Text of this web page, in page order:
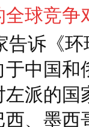
球竞
告诉《
中国和
派的
、墨西